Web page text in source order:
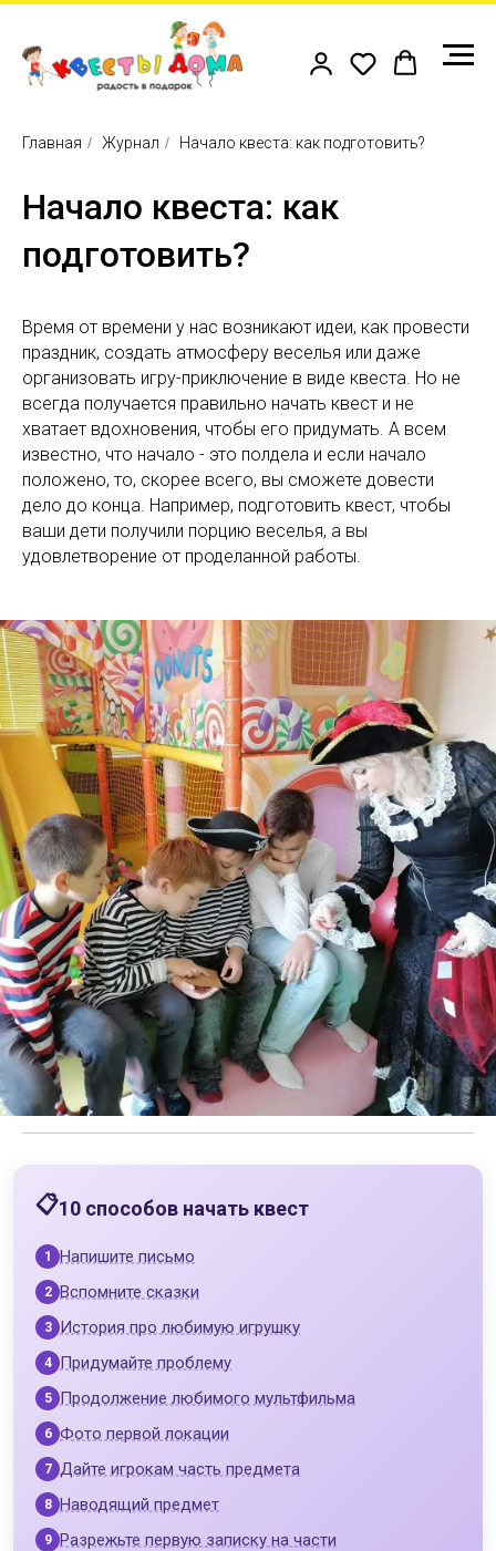
Главная / Журнал / Начало квеста: как подготовить?
Начало квеста: как
подготовить?
Время от времени у нас возникают идеи, как провести
праздник, создать атмосферу веселья или даже
организовать игру-приключение в виде квеста. Но не
всегда получается правильно начать квест и не
хватает вдохновения, чтобы его придумать. А всем
известно, что начало - это полдела и если начало
положено, то, скорее всего, вы сможете довести
дело до конца. Например, подготовить квест, чтобы
ваши дети получили порцию веселья, а вы
удовлетворение от проделанной работы.
10 способов начать квест
Напишите письмо
Вспомните сказки
История про любимую игрушку
Придумайте проблему
Продолжение любимого мультфильма
Фото первой локации
Дайте игрокам часть предмета
Наводящий предмет
Разрежьте первую записку на части